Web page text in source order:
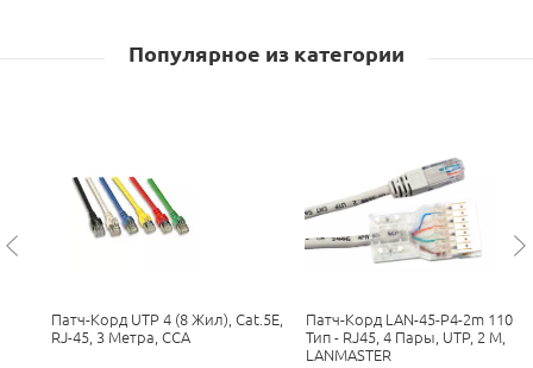
Популярное из категории
Патч-Корд UTP 4 (8 Жил), Cat.5E,
RJ-45, 3 Метра, CCA
Патч-Корд LAN-45-P4-2m 110
Тип - RJ45, 4 Пары, UTP, 2 М,
LANMASTER